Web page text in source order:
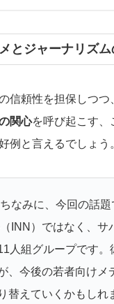
とジャーナリズ
信頼性を担保しつつ
関心を呼び起こす、
例と言えるでしょう
ちなみに、今回の話題
（INN）ではなく、サ
人組グループです。
、今後の若者向けメ
替えていくかもしれ